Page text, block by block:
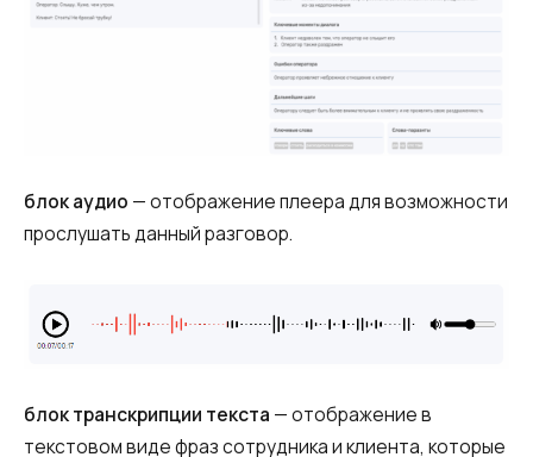
блок аудио — отображение плеера для возможности
прослушать данный разговор.
блок транскрипции текста — отображение в
текстовом виде фраз сотрудника и клиента, которые